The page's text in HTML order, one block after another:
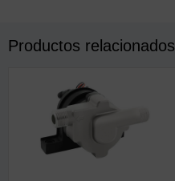
Productos relacionados